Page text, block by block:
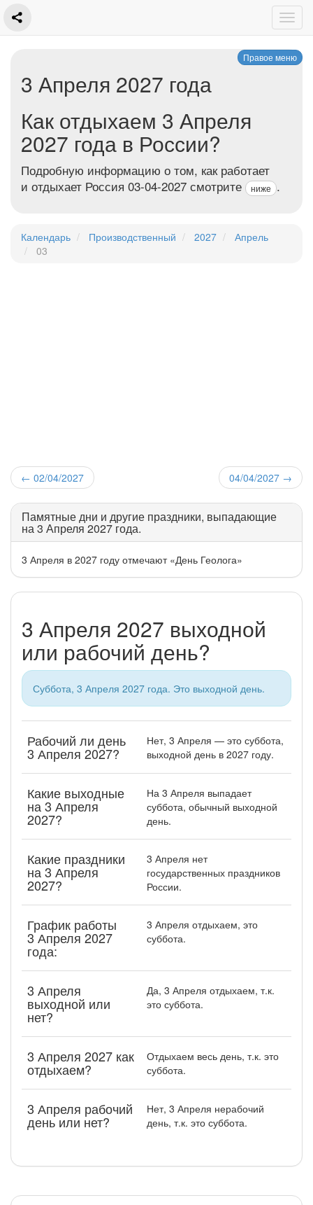
Правое меню
3 Апреля 2027 года
Как отдыхаем 3 Апреля
2027 года в России?
Подробную информацию о том, как работает
и отдыхает Россия 03-04-2027 смотрите
ниже .
Календарь Производственный 2027
Апрель
03
← 02/04/2027 04/04/2027 →
Памятные дни и другие праздники, выпадающие
на 3 Апреля 2027 года.
3 Апреля в 2027 году отмечают «День Геолога»
3 Апреля 2027 выходной
или рабочий день?
Суббота, 3 Апреля 2027 года. Это выходной день.
Рабочий ли день
3 Апреля 2027?
Нет, 3 Апреля — это суббота,
выходной день в 2027 году.
Какие выходные
на 3 Апреля
2027?
На 3 Апреля выпадает
суббота, обычный выходной
день.
Какие праздники
на 3 Апреля
2027?
3 Апреля нет
государственных праздников
России.
График работы
3 Апреля 2027
года:
3 Апреля отдыхаем, это
суббота.
3 Апреля
выходной или
нет?
Да, 3 Апреля отдыхаем, т.к.
это суббота.
3 Апреля 2027 как
отдыхаем?
Отдыхаем весь день, т.к. это
суббота.
3 Апреля рабочий
день или нет?
Нет, 3 Апреля нерабочий
день, т.к. это суббота.